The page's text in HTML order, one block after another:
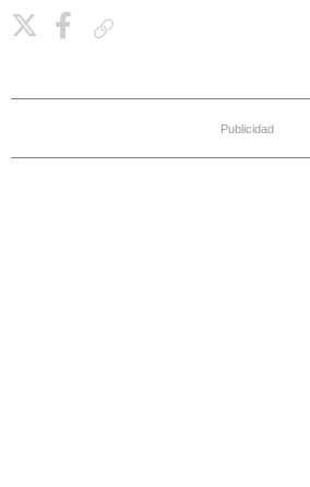
Publicidad